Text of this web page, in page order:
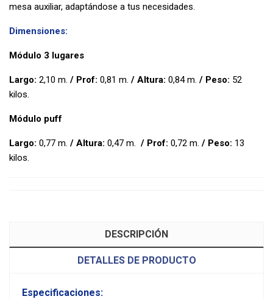
mesa auxiliar, adaptándose a tus necesidades.
Dimensiones:
Módulo 3 lugares
Largo: 2,10 m. / Prof: 0,81 m. / Altura: 0,84 m. / Peso: 52
kilos.
Módulo puff
Largo: 0,77 m. / Altura: 0,47 m. / Prof: 0,72 m. / Peso: 13
kilos.
DESCRIPCIÓN
DETALLES DE PRODUCTO
Especificaciones: